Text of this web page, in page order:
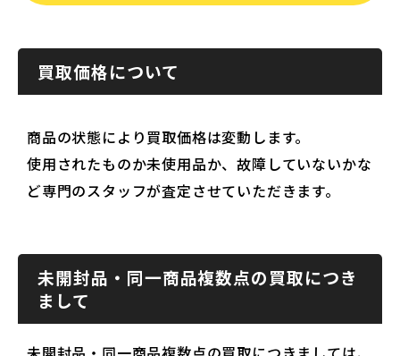
買取価格について
商品の状態により買取価格は変動します。
使用されたものか未使用品か、故障していないかな
ど専門のスタッフが査定させていただきます。
未開封品・同一商品複数点の買取につき
まして